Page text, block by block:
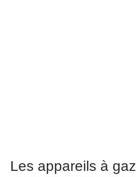
Les appareils à